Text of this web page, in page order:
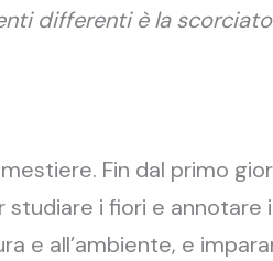
differenti è la
Fin dal primo
i fiori e annotare
e all’ambiente, e